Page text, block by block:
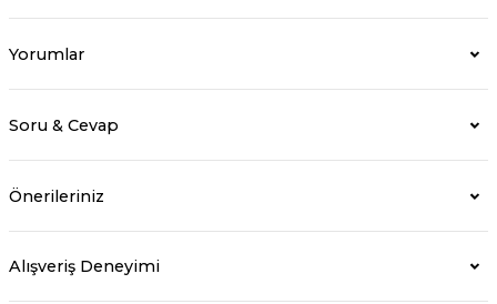
Yorumlar
Soru & Cevap
Önerileriniz
Alışveriş Deneyimi